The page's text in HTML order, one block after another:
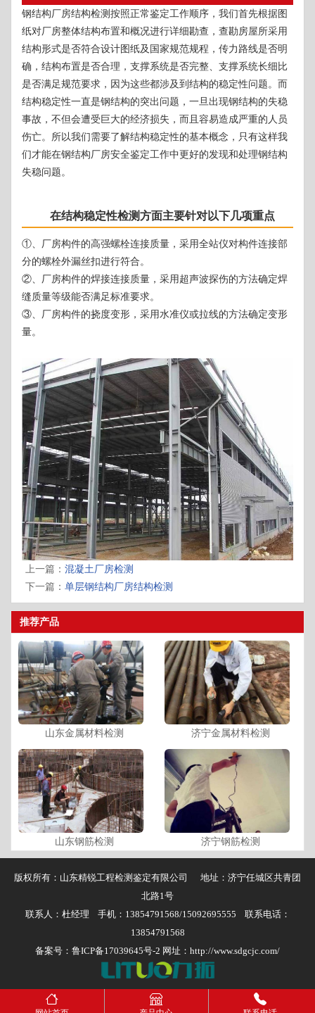
钢结构厂房结构检测按照正常鉴定工作顺序，我们首先根据图
纸对厂房整体结构布置和概况进行详细勘查，查勘房屋所采用
结构形式是否符合设计图纸及国家规范规程，传力路线是否明
确，结构布置是否合理，支撑系统是否完整、支撑系统长细比
是否满足规范要求，因为这些都涉及到结构的稳定性问题。而
结构稳定性一直是钢结构的突出问题，一旦出现钢结构的失稳
事故，不但会遭受巨大的经济损失，而且容易造成严重的人员
伤亡。所以我们需要了解结构稳定性的基本概念，只有这样我
们才能在钢结构厂房安全鉴定工作中更好的发现和处理钢结构
失稳问题。
在结构稳定性检测方面主要针对以下几项重点
①、厂房构件的高强螺栓连接质量，采用全站仪对构件连接部
分的螺栓外漏丝扣进行符合。
②、厂房构件的焊接连接质量，采用超声波探伤的方法确定焊
缝质量等级能否满足标准要求。
③、厂房构件的挠度变形，采用水准仪或拉线的方法确定变形
量。
上一篇： 混凝土厂房检测
下一篇： 单层钢结构厂房结构检测
推荐产品
山东金属材料检测 济宁金属材料检测
山东钢筋检测 济宁钢筋检测
版权所有：山东精锐工程检测鉴定有限公司 地址：济宁任城区共青团
北路1号
联系人：杜经理 手机：13854791568/15092695555 联系电话：
13854791568
备案号： 鲁ICP备17039645号-2 网址：http://www.sdgcjc.com/